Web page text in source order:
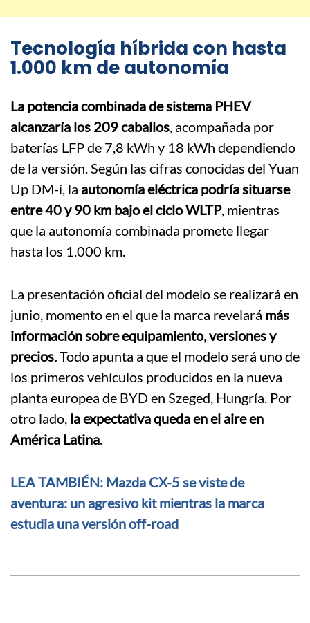
Tecnología híbrida con hasta
1.000 km de autonomía
La potencia combinada de sistema PHEV
alcanzaría los 209 caballos , acompañada por
baterías LFP de 7,8 kWh y 18 kWh dependiendo
de la versión. Según las cifras conocidas del Yuan
Up DM-i, la autonomía eléctrica podría situarse
entre 40 y 90 km bajo el ciclo WLTP, mientras
que la autonomía combinada promete llegar
hasta los 1.000 km.
La presentación oficial del modelo se realizará en
junio, momento en el que la marca revelará más
información sobre equipamiento, versiones y
precios.Todo apunta a que el modelo será uno de
los primeros vehículos producidos en la nueva
planta europea de BYD en Szeged, Hungría. Por
otro lado, la expectativa queda en el aire en
América Latina.
LEA TAMBIÉN: Mazda CX-5 se viste de
aventura: un agresivo kit mientras la marca
estudia una versión off-road